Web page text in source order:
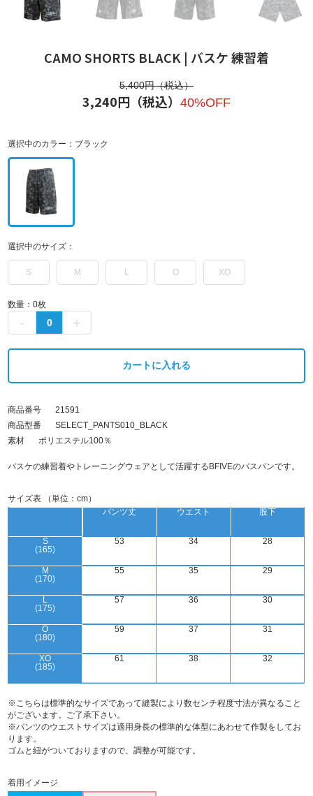
CAMO SHORTS BLACK | バスケ 練習着
5,400円（税込）
3,240円（税込） 40%OFF
選択中のカラー： ブラック
選択中のサイズ：
S M L O XO
数量：0枚
カートに入れる
商品番号
21591
商品型番
SELECT_PANTS010_BLACK
素材
ポリエステル100％
バスケの練習着やトレーニングウェアとして活躍するBFIVEのバスパンです。
サイズ表 （単位：cm）
S
(165)
M
(170)
L
(175)
O
(180)
XO
(185)
パンツ丈
53
55
57
59
61
ウエスト
34
35
36
37
38
股下
28
29
30
31
32
※こちらは標準的なサイズであって縫製により数センチ程度寸法が異なること
がございます。ご了承下さい。
※パンツのウエストサイズは適用身長の標準的な体型にあわせて作製をしてお
ります。
ゴムと紐がついておりますので、調整が可能です。
着用イメージ